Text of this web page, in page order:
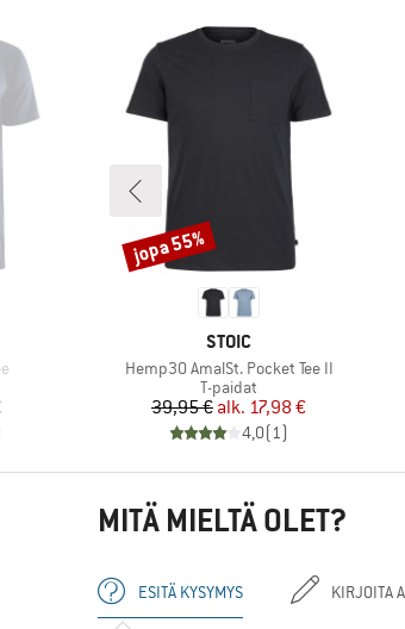
hinta
MERKKI
STOIC
Tuote
Hemp30 AmalSt. Pocket Tee II
Tuoteryhmä
T-paidat
Hinta
39,95 € Alennettu hinta
alk. 17,98 €
4,0(1)
Alennus
jopa 55%
MITÄ MIELTÄ OLET?
ESITÄ KYSYMYS KIRJOITA